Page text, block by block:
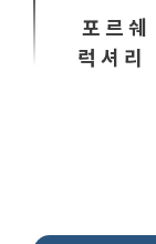
포르
럭셔리